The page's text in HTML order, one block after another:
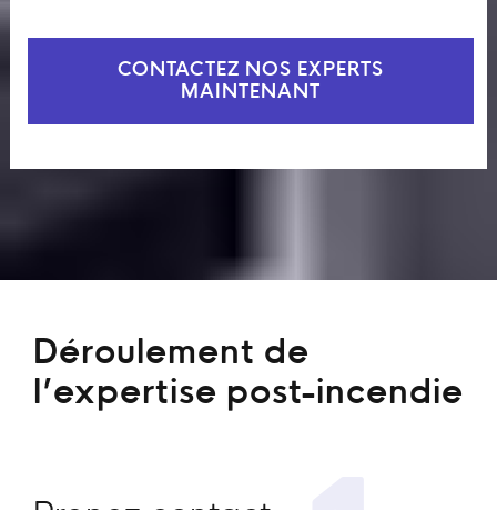
CONTACTEZ NOS EXPERTS
MAINTENANT
Déroulement de
l’expertise post-incendie